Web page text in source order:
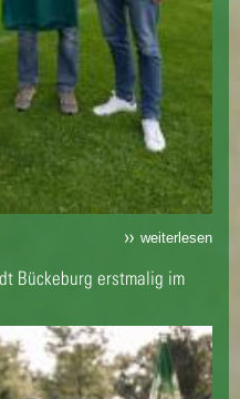
weiterlesen
Bückeburg erstmalig im